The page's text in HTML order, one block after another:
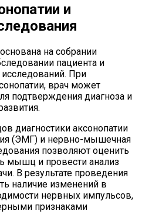
и
на собрании
пациента и
При
врач может
подтверждения диагноза и
диагностики аксонопатии
(ЭМГ) и нервно-мышечная
позволяют оценить
мышц и провести анализ
В результате проведения
наличие изменений в
нервных импульсов,
признаками